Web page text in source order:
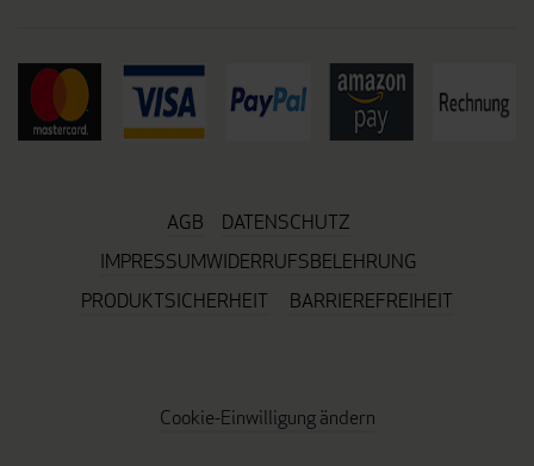
AGB
DATENSCHUTZ
IMPRESSUMWIDERRUFSBELEHRUNG
PRODUKTSICHERHEIT
BARRIEREFREIHEIT
Cookie-Einwilligung ändern